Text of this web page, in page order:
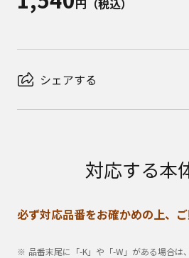
円（税込）
シェアする
対応する本
必ず対応品番をお確かめの上、ご
品番末尾に「-K」や「-W」がある場合は